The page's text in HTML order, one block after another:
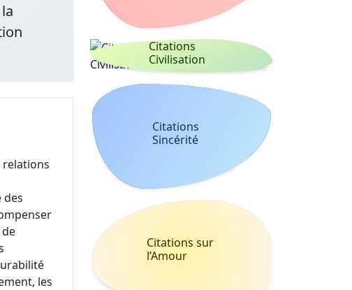
des
les
Citations
Civilisation
Citations
Sincérité
Citations sur
l’Amour